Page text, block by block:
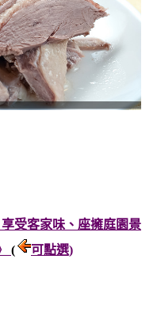
受客家味、座擁庭園景
( 可點選)